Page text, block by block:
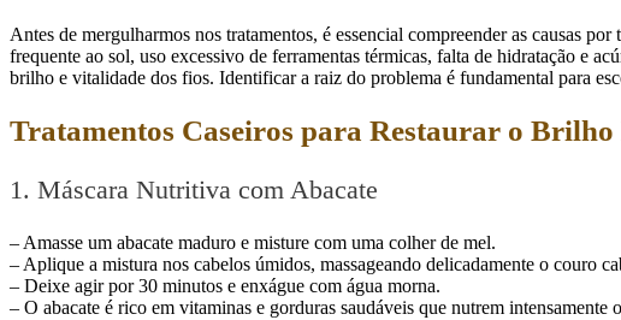
Antes de mergulharmos nos tratamentos, é essencial compreender as causas
frequente ao sol, uso excessivo de ferramentas térmicas, falta de hidratação e
brilho e vitalidade dos fios. Identificar a raiz do problema é fundamental para
Tratamentos Caseiros para Restaurar o
1. Máscara Nutritiva com Abacate
– Amasse um abacate maduro e misture com uma colher de mel.
– Aplique a mistura nos cabelos úmidos, massageando delicadamente o couro
– Deixe agir por 30 minutos e enxágue com água morna.
– O abacate é rico em vitaminas e gorduras saudáveis que nutrem